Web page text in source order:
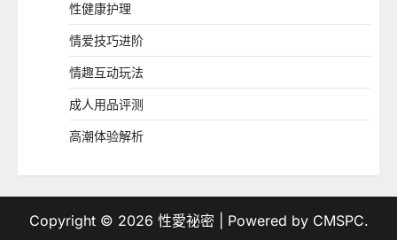
性健康护理
情爱技巧进阶
情趣互动玩法
成人用品评测
高潮体验解析
Copyright © 2026 性愛祕密 | Powered by CMSPC.